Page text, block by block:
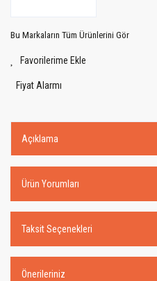
Bu Markaların Tüm Ürünlerini Gör
Fiyat Alarmı
Açıklama
Ürün Yorumları
Taksit Seçenekleri
Önerileriniz